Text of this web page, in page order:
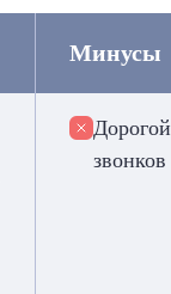
Минусы
звонков